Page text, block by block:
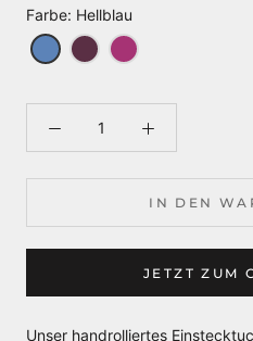
Farbe: Hellblau
IN DEN
JETZT ZUM
Unser handrolliertes